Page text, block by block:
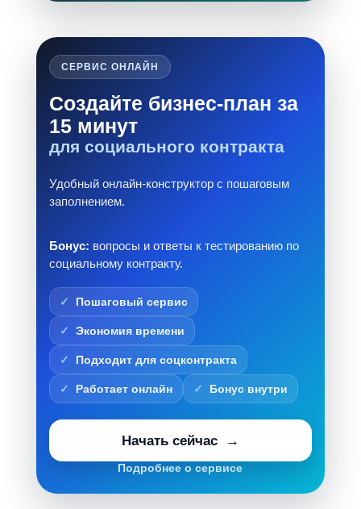
СЕРВИС ОНЛАЙН
Создайте бизнес-план за
15 минут
для социального контракта
Удобный онлайн-конструктор с пошаговым
заполнением.
Бонус: вопросы и ответы к тестированию по
социальному контракту.
Пошаговый сервис
Экономия времени
Подходит для соцконтракта
Работает онлайн Бонус внутри
Начать сейчас
Подробнее о сервисе